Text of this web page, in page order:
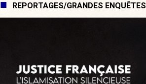
REPORTAGES/GRANDES ENQUÊTES